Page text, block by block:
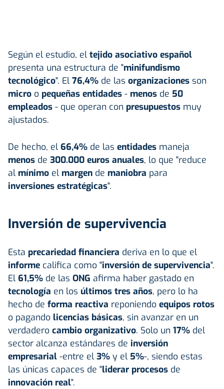
Según el estudio, el tejido asociativo español
presenta una estructura de "minifundismo
tecnológico". El 76,4% de las organizaciones son
micro o pequeñas entidades - menos de 50
empleados - que operan con presupuestos muy
ajustados.
De hecho, el 66,4% de las entidades maneja
menos de 300.000 euros anuales, lo que "reduce
al mínimo el margen de maniobra para
inversiones estratégicas".
Inversión de supervivencia
Esta precariedad financiera deriva en lo que el
informe califica como "inversión de supervivencia".
El 61,5% de las ONG afirma haber gastado en
tecnología en los últimos tres años, pero lo ha
hecho de forma reactiva reponiendo equipos rotos
o pagando licencias básicas, sin avanzar en un
verdadero cambio organizativo. Solo un 17% del
sector alcanza estándares de inversión
empresarial -entre el 3% y el 5%-, siendo estas
las únicas capaces de "liderar procesos de
innovación real".